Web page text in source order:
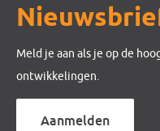
Meld je aan als je op de
ontwikkelingen.
Aanmelden